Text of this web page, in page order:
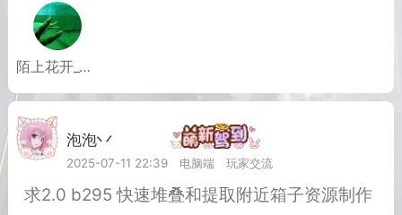
MOD下载
02-10 15:45
电脑端 其他&工具
卖挂
禁止发布联机可用的作弊模组，
单机辅助引流私下售卖服务器外挂！
作弊模组的发布规范近期收到一些信息
陌上花开_524
泡泡丷
2025-07-11 22:39
电脑端 玩家交流
求2.0 b295 快速堆叠和提取附近箱子资源制作